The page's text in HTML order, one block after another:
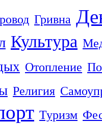
Гривна
Культура
Отопление
Религия
Туризм